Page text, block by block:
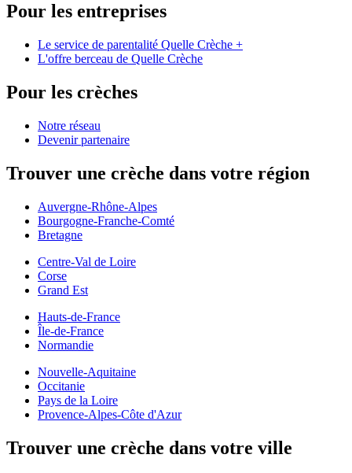
Pour les entreprises
Le service de parentalité Quelle Crèche +
L'offre berceau de Quelle Crèche
Pour les crèches
Notre réseau
Devenir partenaire
Trouver une crèche dans votre région
Auvergne-Rhône-Alpes
Bourgogne-Franche-Comté
Bretagne
Centre-Val de Loire
Corse
Grand Est
Hauts-de-France
Île-de-France
Normandie
Nouvelle-Aquitaine
Occitanie
Pays de la Loire
Provence-Alpes-Côte d'Azur
Trouver une crèche dans votre ville